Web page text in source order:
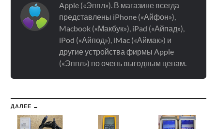
Apple («Эппл»). В магазине всегда
представлены iPhone («Айфон»),
Macbook («Макбук»), iPad («Айпад»),
iPod («Айпод»), iMac («Аймак») и
другие устройства фирмы Apple
(«Эппл») по очень выгодным ценам.
ДАЛЕЕ →